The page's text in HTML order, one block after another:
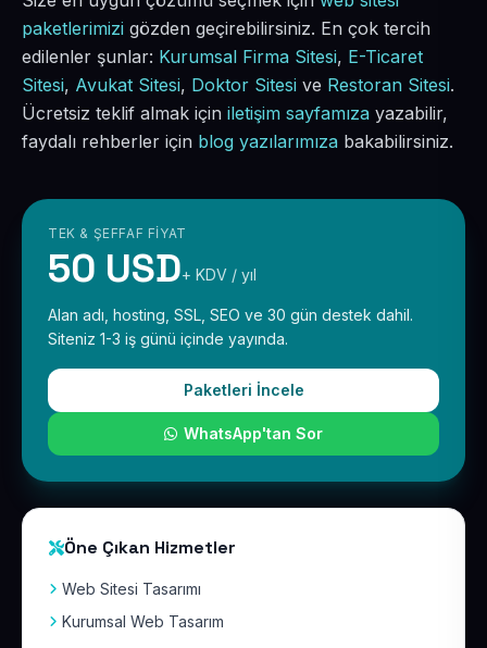
paketlerimizi gözden geçirebilirsiniz. En çok tercih
edilenler şunlar: Kurumsal Firma Sitesi, E-Ticaret
Sitesi, Avukat Sitesi, Doktor Sitesi ve Restoran Sitesi.
Ücretsiz teklif almak için iletişim sayfamıza yazabilir,
faydalı rehberler için blog yazılarımıza bakabilirsiniz.
TEK & ŞEFFAF FIYAT
50 USD+ KDV / yıl
Alan adı, hosting, SSL, SEO ve 30 gün destek dahil.
Siteniz 1-3 iş günü içinde yayında.
Paketleri İncele
WhatsApp'tan Sor
Öne Çıkan Hizmetler
Web Sitesi Tasarımı
Kurumsal Web Tasarım